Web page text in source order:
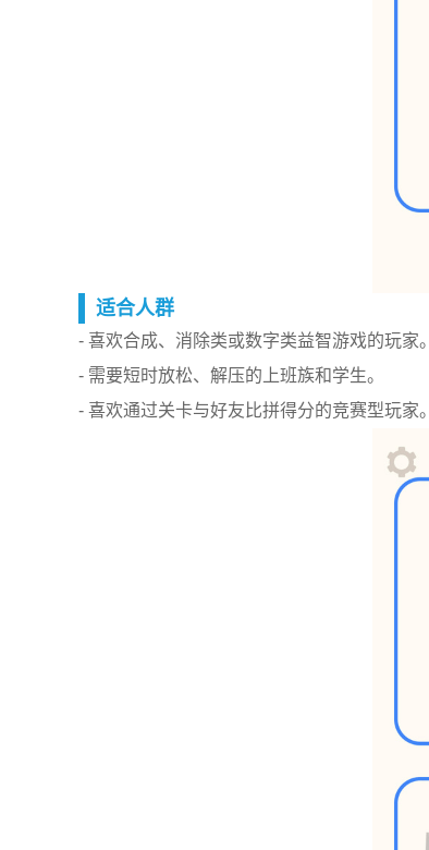
适合人群
- 喜欢合成、消除类或数字类益智游戏的玩家。
- 需要短时放松、解压的上班族和学生。
- 喜欢通过关卡与好友比拼得分的竞赛型玩家。